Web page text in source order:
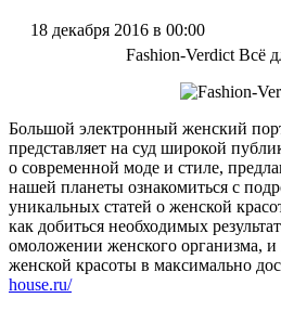
18 декабря 2016 в 00:00
Fashion-Verdict Всё
Большой электронный женский
представляет на суд широкой
о современной моде и стиле,
нашей планеты ознакомиться с
уникальных статей о женской
как добиться необходимых
омоложении женского организма, и
женской красоты в максимально
house.ru/